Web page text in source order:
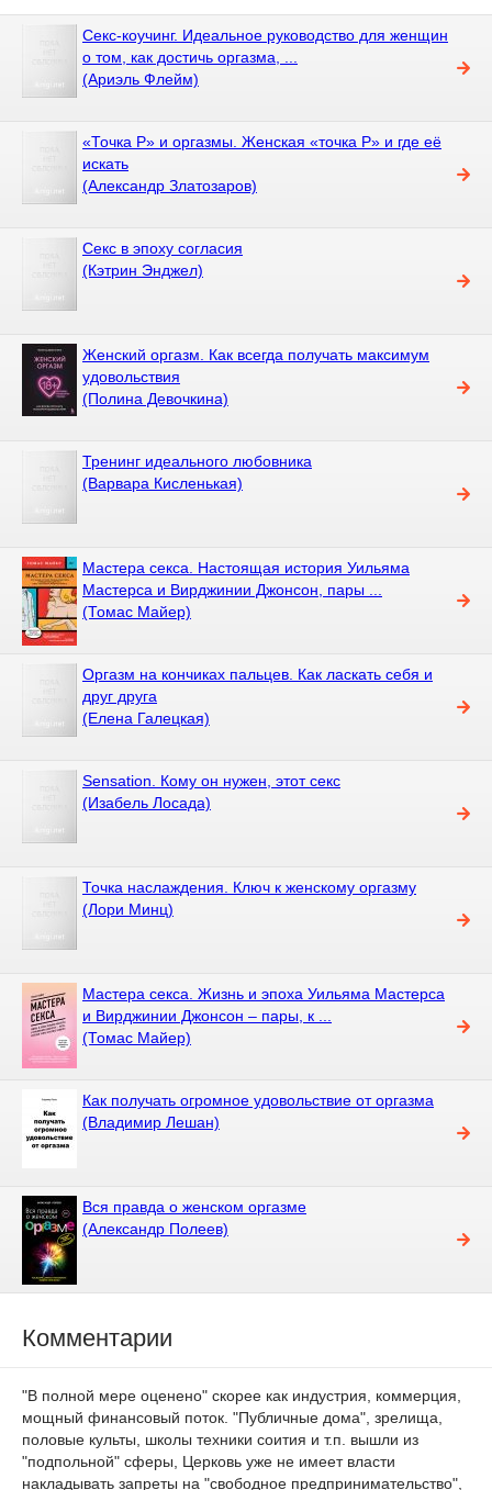
Секс-коучинг. Идеальное руководство для женщин
о том, как достичь оргазма, ...
(Ариэль Флейм)
«Точка P» и оргазмы. Женская «точка P» и где её
искать
(Александр Златозаров)
Секс в эпоху согласия
(Кэтрин Энджел)
Женский оргазм. Как всегда получать максимум
удовольствия
(Полина Девочкина)
Тренинг идеального любовника
(Варвара Кисленькая)
Мастера секса. Настоящая история Уильяма
Мастерса и Вирджинии Джонсон, пары ...
(Томас Майер)
Оргазм на кончиках пальцев. Как ласкать себя и
друг друга
(Елена Галецкая)
Sensation. Кому он нужен, этот секс
(Изабель Лосада)
Точка наслаждения. Ключ к женскому оргазму
(Лори Минц)
Мастера секса. Жизнь и эпоха Уильяма Мастерса
и Вирджинии Джонсон – пары, к ...
(Томас Майер)
Как получать огромное удовольствие от оргазма
(Владимир Лешан)
Вся правда о женском оргазме
(Александр Полеев)
Комментарии
"В полной мере оценено" скорее как индустрия, коммерция,
мощный финансовый поток. "Публичные дома", зрелища,
половые культы, школы техники соития и т.п. вышли из
"подпольной" сферы, Церковь уже не имеет власти
накладывать запреты на "свободное предпринимательство",